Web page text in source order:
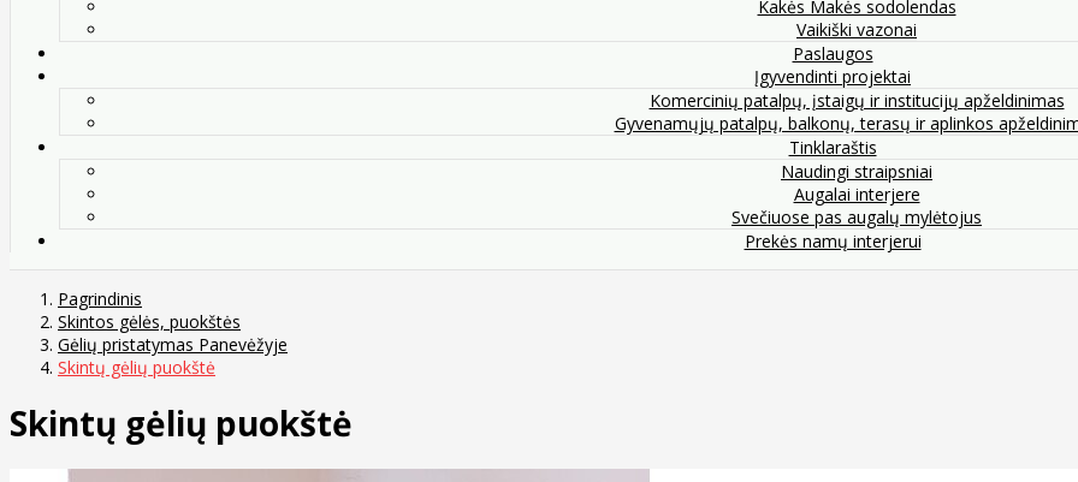
Kakės Makės sodolendas
Vaikiški vazonai
Paslaugos
Įgyvendinti projektai
Komercinių patalpų, įstaigų ir institucijų apželdinimas
Gyvenamųjų patalpų, balkonų, terasų ir aplinkos
Tinklaraštis
Naudingi straipsniai
Augalai interjere
Svečiuose pas augalų mylėtojus
Prekės namų interjerui
Pagrindinis
Skintos gėlės, puokštės
Gėlių pristatymas Panevėžyje
Skintų gėlių puokštė
Skintų gėlių puokštė